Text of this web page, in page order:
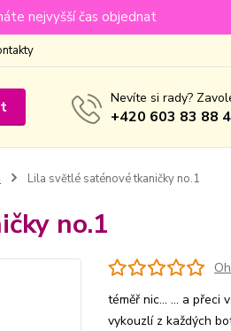
nejvyšší čas objednat
Nevíte si rady?
+420 603 83 88
Lila světlé saténové tkaničky no.1
no.1
téměř nic... ... a přeci
vykouzlí z každých